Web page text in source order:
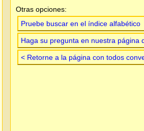
Otras opciones:
Pruebe buscar en el índice alfabético
Haga su pregunta en nuestra página
< Retorne a la página con todos